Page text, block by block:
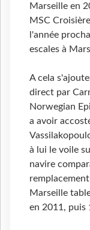
Marseille en
MSC
l'année
escales à
A cela
direct par
Norwegian
a avoir
à lui le voile
navire
Marseille
en 2011, puis